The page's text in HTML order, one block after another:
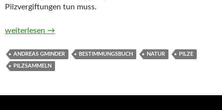
Pilzvergiftungen tun muss.
Welcher Pilz ist das? von Andreas Gminder und Tanja Böhning
weiterlesen →
ANDREAS GMINDER BESTIMMUNGSBUCH NATUR PILZE
PILZSAMMELN